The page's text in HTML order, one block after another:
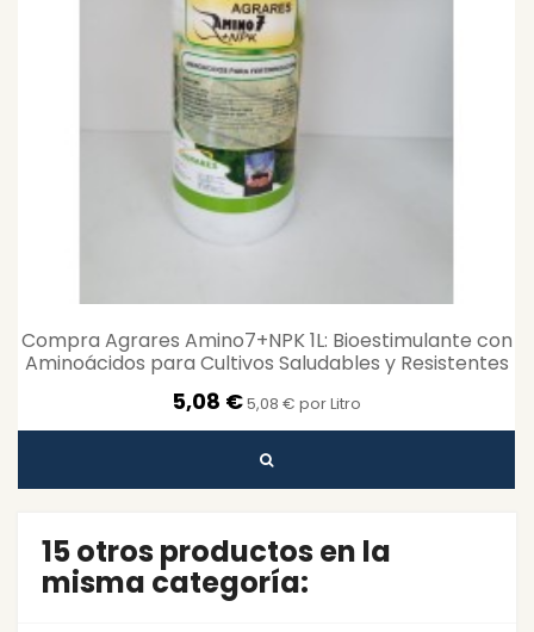
Compra Agrares Amino7+NPK 1L: Bioestimulante con
Aminoácidos para Cultivos Saludables y Resistentes
5,08 €5,08 € por Litro
15 otros productos en la
misma categoría: